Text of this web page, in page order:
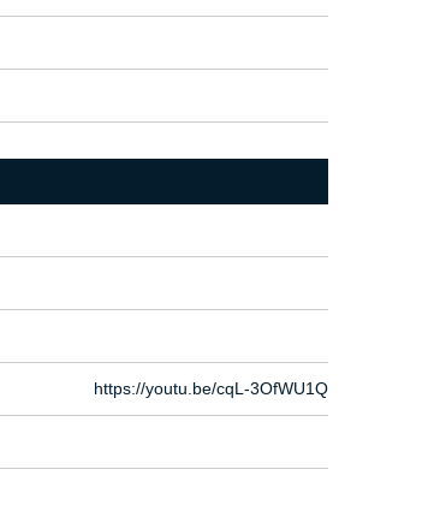
https://youtu.be/cqL-3OfWU1Q